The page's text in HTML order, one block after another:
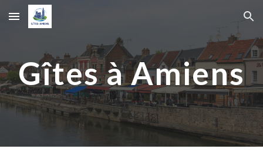
Skip to main content Skip to navigation
Gîtes à Amiens